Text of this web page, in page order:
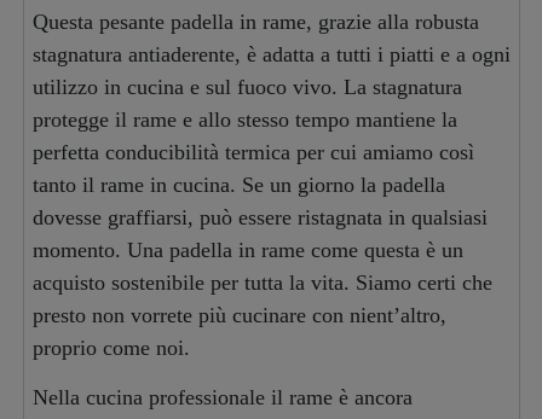
Questa pesante padella in rame, grazie alla robusta
stagnatura antiaderente, è adatta a tutti i piatti e a ogni
utilizzo in cucina e sul fuoco vivo. La stagnatura
protegge il rame e allo stesso tempo mantiene la
perfetta conducibilità termica per cui amiamo così
tanto il rame in cucina. Se un giorno la padella
dovesse graffiarsi, può essere ristagnata in qualsiasi
momento. Una padella in rame come questa è un
acquisto sostenibile per tutta la vita. Siamo certi che
presto non vorrete più cucinare con nient’altro,
proprio come noi.
Nella cucina professionale il rame è ancora